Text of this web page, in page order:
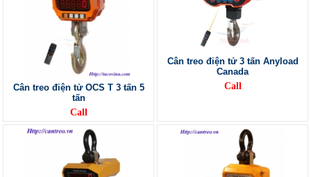
Cân treo điện tử OCS T 3 tấn 5
tấn
Call
Cân treo điện tử 3 tấn Anyload
Canada
Call